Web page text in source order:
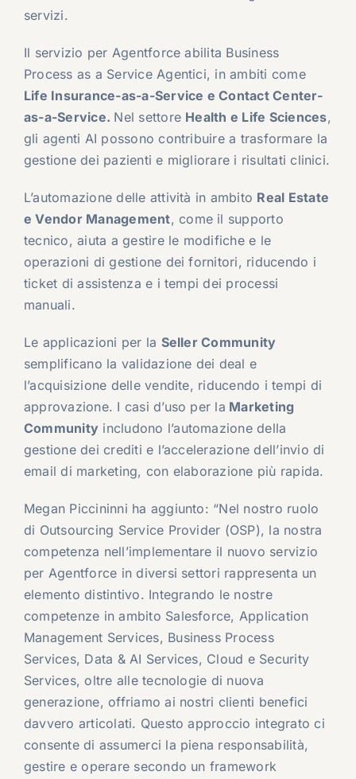
servizi.
Il servizio per Agentforce abilita Business
Process as a Service Agentici, in ambiti come
Life Insurance-as-a-Service e Contact Center-
as-a-Service. Nel settore Health e Life Sciences,
gli agenti AI possono contribuire a trasformare la
gestione dei pazienti e migliorare i risultati clinici.
L’automazione delle attività in ambito Real Estate
e Vendor Management, come il supporto
tecnico, aiuta a gestire le modifiche e le
operazioni di gestione dei fornitori, riducendo i
ticket di assistenza e i tempi dei processi
manuali.
Le applicazioni per la Seller Community
semplificano la validazione dei deal e
l’acquisizione delle vendite, riducendo i tempi di
approvazione. I casi d’uso per la Marketing
Community includono l’automazione della
gestione dei crediti e l’accelerazione dell’invio di
email di marketing, con elaborazione più rapida.
Megan Piccininni ha aggiunto: “Nel nostro ruolo
di Outsourcing Service Provider (OSP), la nostra
competenza nell’implementare il nuovo servizio
per Agentforce in diversi settori rappresenta un
elemento distintivo. Integrando le nostre
competenze in ambito Salesforce, Application
Management Services, Business Process
Services, Data & AI Services, Cloud e Security
Services, oltre alle tecnologie di nuova
generazione, offriamo ai nostri clienti benefici
davvero articolati. Questo approccio integrato ci
consente di assumerci la piena responsabilità,
gestire e operare secondo un framework